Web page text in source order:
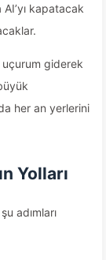
kapatacak
giderek
her an yerlerini
Yolları
adımları